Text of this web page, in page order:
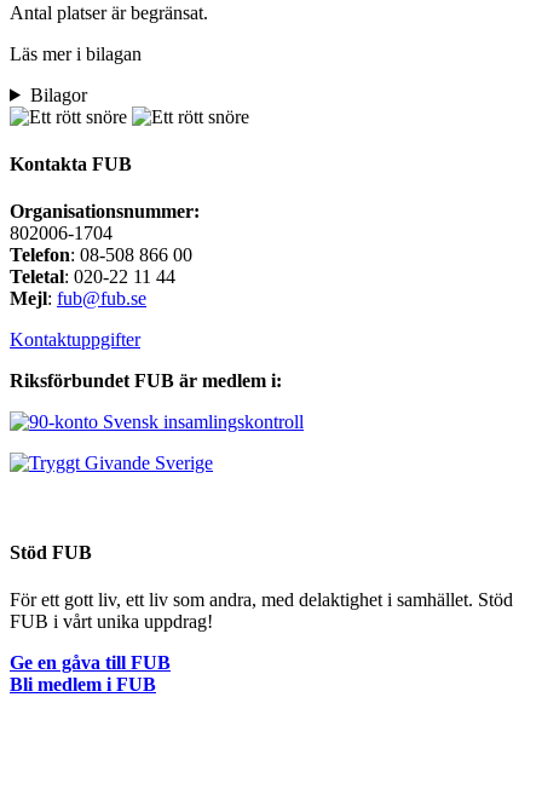
Antal platser är begränsat.
Läs mer i bilagan
Bilagor
Kontakta FUB
Organisationsnummer:
802006-1704
Telefon: 08-508 866 00
Teletal: 020-22 11 44
Mejl: fub@fub.se
Kontaktuppgifter
Riksförbundet FUB är medlem i:
Stöd FUB
För ett gott liv, ett liv som andra, med delaktighet i samhället. Stöd
FUB i vårt unika uppdrag!
Ge en gåva till FUB
Bli medlem i FUB